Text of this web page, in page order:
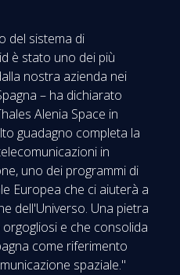
del sistema di
è stato uno dei più
nostra azienda nei
– ha dichiarato
Alenia Space in
guadagno completa la
in
uno dei programmi di
Europea che ci aiuterà a
dell'Universo. Una pietra
e che consolida
come riferimento
spaziale."